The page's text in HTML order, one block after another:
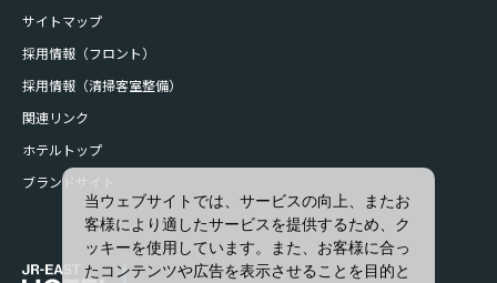
サイトマップ
採用情報（フロント）
採用情報（清掃客室整備）
関連リンク
ホテルトップ
ブランドサイト
当ウェブサイトでは、サービスの向上、またお
客様により適したサービスを提供するため、ク
ッキーを使用しています。また、お客様に合っ
たコンテンツや広告を表示させることを目的と